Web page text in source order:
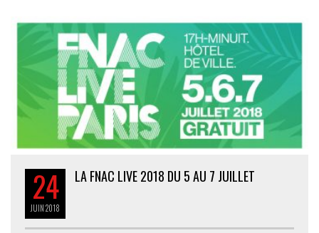
24
JUIN2018
LA FNAC LIVE 2018 DU 5 AU 7 JUILLET